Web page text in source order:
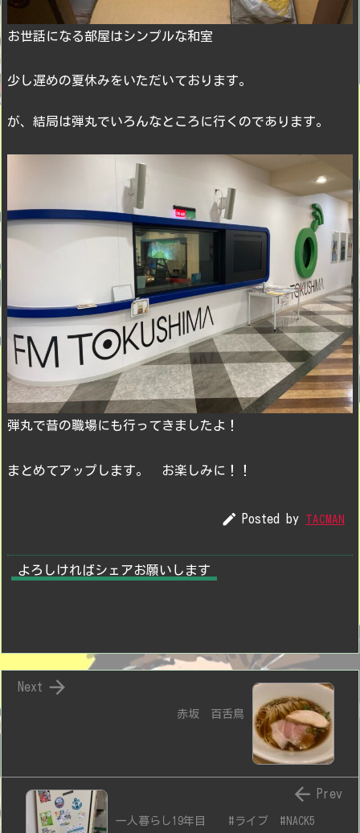
お世話になる部屋はシンプルな和室
少し遅めの夏休みをいただいております。
が、結局は弾丸でいろんなところに行くのであります。
弾丸で昔の職場にも行ってきましたよ！
まとめてアップします。 お楽しみに！！
 Posted by TACMAN
よろしければシェアお願いします
赤坂 百舌鳥

Next
一人暮らし19年目 #ライブ #NACK5
 Prev